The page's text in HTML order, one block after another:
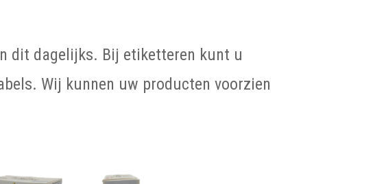
dit dagelijks. Bij etiketteren kunt u
Wij kunnen uw producten voorzien